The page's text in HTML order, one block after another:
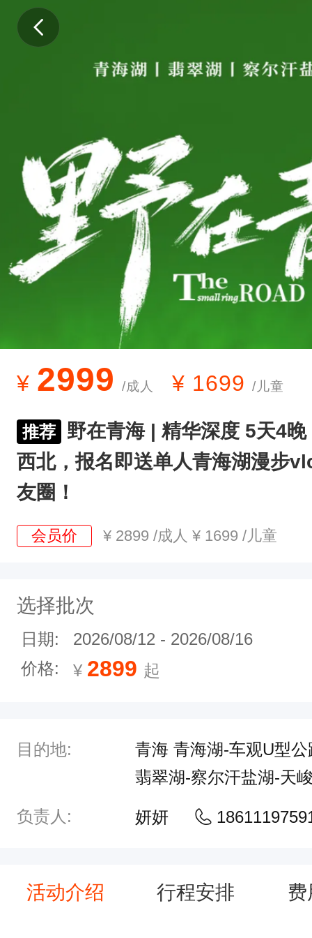
¥ 2999 /成人 ¥ 1699 /儿童
推荐 野在青海 | 精华深度 5天4
西北，报名即送单人青海湖漫步
友圈！
会员价 ¥ 2899 /成人 ¥ 1699 /儿童
选择批次
日期: 2026/08/12 - 2026/08/16
价格:
¥ 2899 起
目的地:
青海 青海湖-车观U型
翡翠湖-察尔汗盐湖-天
负责人: 妍妍
活动介绍 行程安排 费